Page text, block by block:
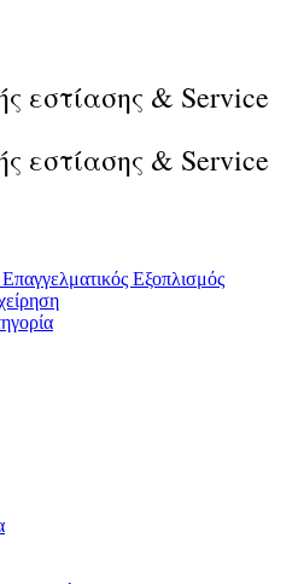
εστίασης & Service
εστίασης & Service
Εξοπλισμός